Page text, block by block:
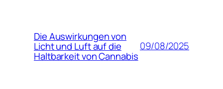
Die Auswirkungen von
Licht und Luft auf die
Haltbarkeit von Cannabis
09/08/2025